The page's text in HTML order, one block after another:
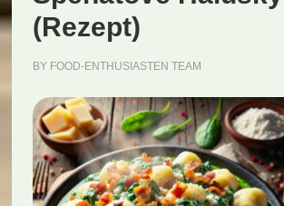
(Rezept)
BY FOOD-ENTHUSIASTEN TEAM